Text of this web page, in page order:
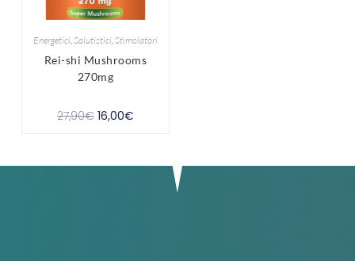
Energetici, Salutistici, Stimolatori
Rei-shi Mushrooms
270mg
27,90€ 16,00€